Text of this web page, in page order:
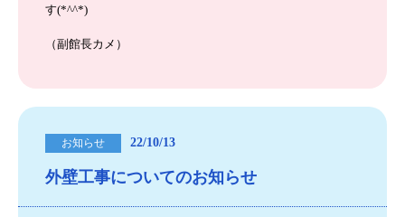
す(*^^*)
（副館長カメ）
お知らせ 22/10/13
外壁工事についてのお知らせ